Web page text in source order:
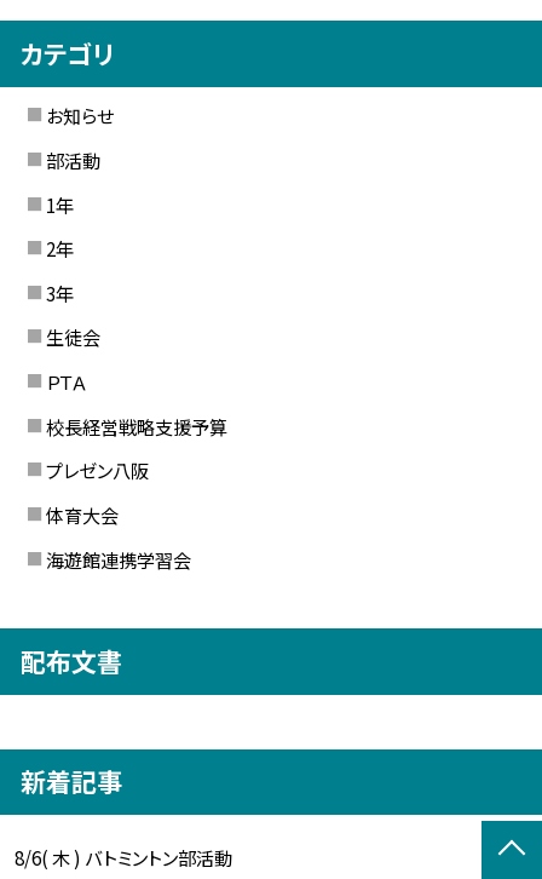
カテゴリ
お知らせ
部活動
1年
2年
3年
生徒会
ＰＴＡ
校長経営戦略支援予算
プレゼン八阪
体育大会
海遊館連携学習会
配布文書
新着記事
8/6( 木 ) バトミントン部活動